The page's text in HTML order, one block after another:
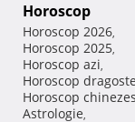
Horoscop
Horoscop 2026,
Horoscop 2025,
Horoscop azi,
Horoscop dragoste
Horoscop
Astrologie,